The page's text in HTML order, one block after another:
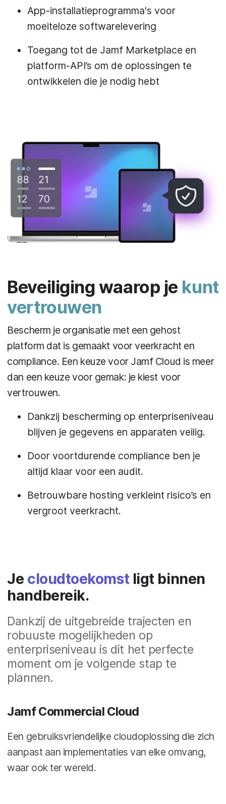
App-installatieprogramma's voor
moeiteloze softwarelevering
Toegang tot de Jamf Marketplace en
platform-API’s om de oplossingen te
ontwikkelen die je nodig hebt
Beveiliging waarop je kunt
vertrouwen
Bescherm je organisatie met een gehost
platform dat is gemaakt voor veerkracht en
compliance. Een keuze voor Jamf Cloud is meer
dan een keuze voor gemak: je kiest voor
vertrouwen.
Dankzij bescherming op enterpriseniveau
blijven je gegevens en apparaten veilig.
Door voortdurende compliance ben je
altijd klaar voor een audit.
Betrouwbare hosting verkleint risico’s en
vergroot veerkracht.
Je cloudtoekomstligt binnen
handbereik.
Dankzij de uitgebreide trajecten en
robuuste mogelijkheden op
enterpriseniveau is dit het perfecte
moment om je volgende stap te
plannen.
Jamf Commercial Cloud
Een gebruiksvriendelijke cloudoplossing die zich
aanpast aan implementaties van elke omvang,
waar ook ter wereld.